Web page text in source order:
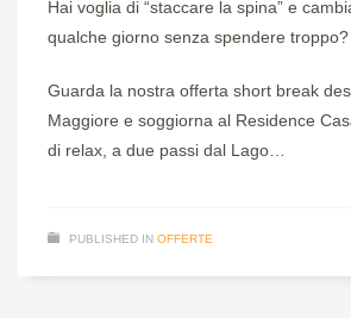
Hai voglia di “staccare la spina” e
qualche giorno senza spendere troppo?
Guarda la nostra offerta short break
Maggiore e soggiorna al Residence
di relax, a due passi dal Lago…
PUBLISHED IN OFFERTE